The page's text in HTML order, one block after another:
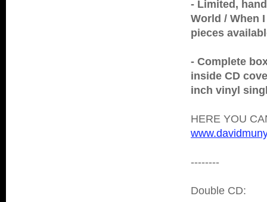
- Limited,
World / When
pieces
- Complete
inside CD
inch vinyl
HERE YOU
--------
Double CD: